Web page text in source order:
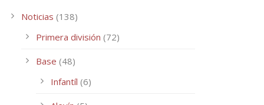
Noticias (138)
Primera división (72)
Base (48)
Infantíl (6)